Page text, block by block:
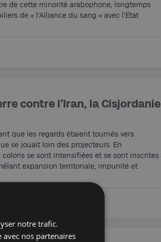
de cette minorité arabophone, longtemps
de « l’Alliance du sang » avec l’État
contre l’Iran, la Cisjordanie
que les regards étaient tournés vers
se jouait loin des projecteurs. En
colons se sont intensifiées et se sont inscrites
expansion territoriale, impunité et
notre trafic.
nos partenaires